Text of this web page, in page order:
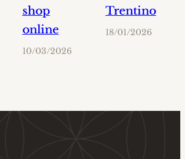
shop
online
10/03/2026
Trentino
18/01/2026